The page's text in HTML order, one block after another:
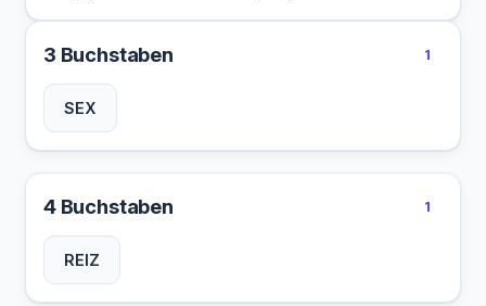
3 Buchstaben 1
SEX
4 Buchstaben 1
REIZ